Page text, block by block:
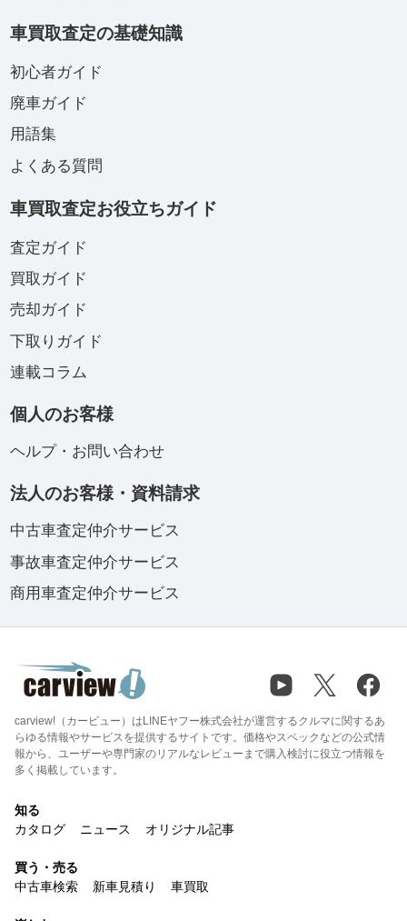
車買取査定の基礎知識
初心者ガイド
廃車ガイド
用語集
よくある質問
車買取査定お役立ちガイド
査定ガイド
買取ガイド
売却ガイド
下取りガイド
連載コラム
個人のお客様
ヘルプ・お問い合わせ
法人のお客様・資料請求
中古車査定仲介サービス
事故車査定仲介サービス
商用車査定仲介サービス
carview!（カービュー）はLINEヤフー株式会社が運営するクルマに関するあ
らゆる情報やサービスを提供するサイトです。価格やスペックなどの公式情
報から、ユーザーや専門家のリアルなレビューまで購入検討に役立つ情報を
多く掲載しています。
知る
カタログ
ニュース オリジナル記事
買う・売る
中古車検索
新車見積り 車買取